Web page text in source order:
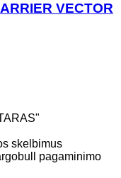
VECTOR
skelbimus
pagaminimo